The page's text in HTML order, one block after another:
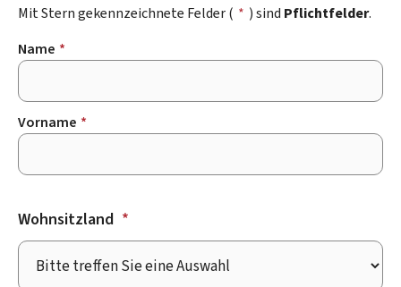
Mit Stern gekennzeichnete Felder ( * ) sind Pflichtfelder.
Name *
Vorname *
Wohnsitzland *